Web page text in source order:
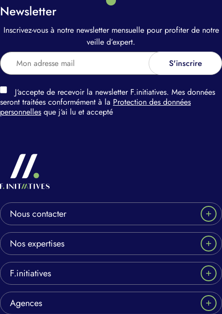
Newsletter
Inscrivez-vous à notre newsletter mensuelle pour profiter de notre
veille d’expert.
J‘accepte de recevoir la newsletter F.initiatives. Mes données
seront traitées conformément à la Protection des données
personnelles que j‘ai lu et accepté
Nous contacter
Nos expertises
F.initiatives
Agences